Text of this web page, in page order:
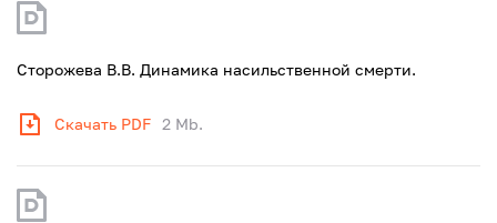
Сторожева В.В. Динамика насильственной смерти.
Скачать PDF 2 Mb.